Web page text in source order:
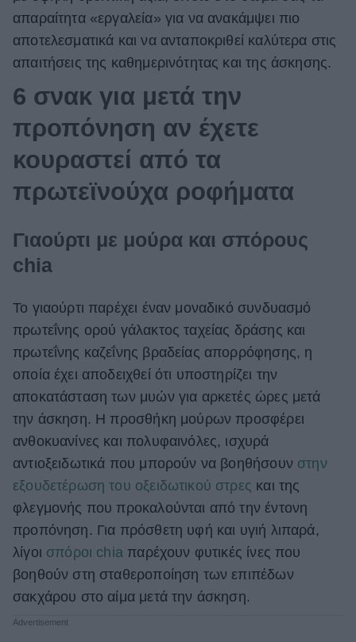
απαραίτητα «εργαλεία» για να ανακάμψει πιο
αποτελεσματικά και να ανταποκριθεί καλύτερα στις
απαιτήσεις της καθημερινότητας και της άσκησης.
6 σνακ για μετά την
προπόνηση αν έχετε
κουραστεί από τα
πρωτεϊνούχα ροφήματα
Γιαούρτι με μούρα και σπόρους
chia
Το γιαούρτι παρέχει έναν μοναδικό συνδυασμό
πρωτεΐνης ορού γάλακτος ταχείας δράσης και
πρωτεΐνης καζεΐνης βραδείας απορρόφησης, η
οποία έχει αποδειχθεί ότι υποστηρίζει την
αποκατάσταση των μυών για αρκετές ώρες μετά
την άσκηση. Η προσθήκη μούρων προσφέρει
ανθοκυανίνες και πολυφαινόλες, ισχυρά
αντιοξειδωτικά που μπορούν να βοηθήσουν στην
εξουδετέρωση του οξειδωτικού στρες και της
φλεγμονής που προκαλούνται από την έντονη
προπόνηση. Για πρόσθετη υφή και υγιή λιπαρά,
λίγοι σπόροι chia παρέχουν φυτικές ίνες που
βοηθούν στη σταθεροποίηση των επιπέδων
σακχάρου στο αίμα μετά την άσκηση.